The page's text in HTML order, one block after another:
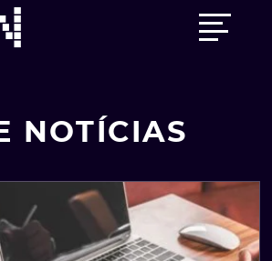
NOTÍCIAS